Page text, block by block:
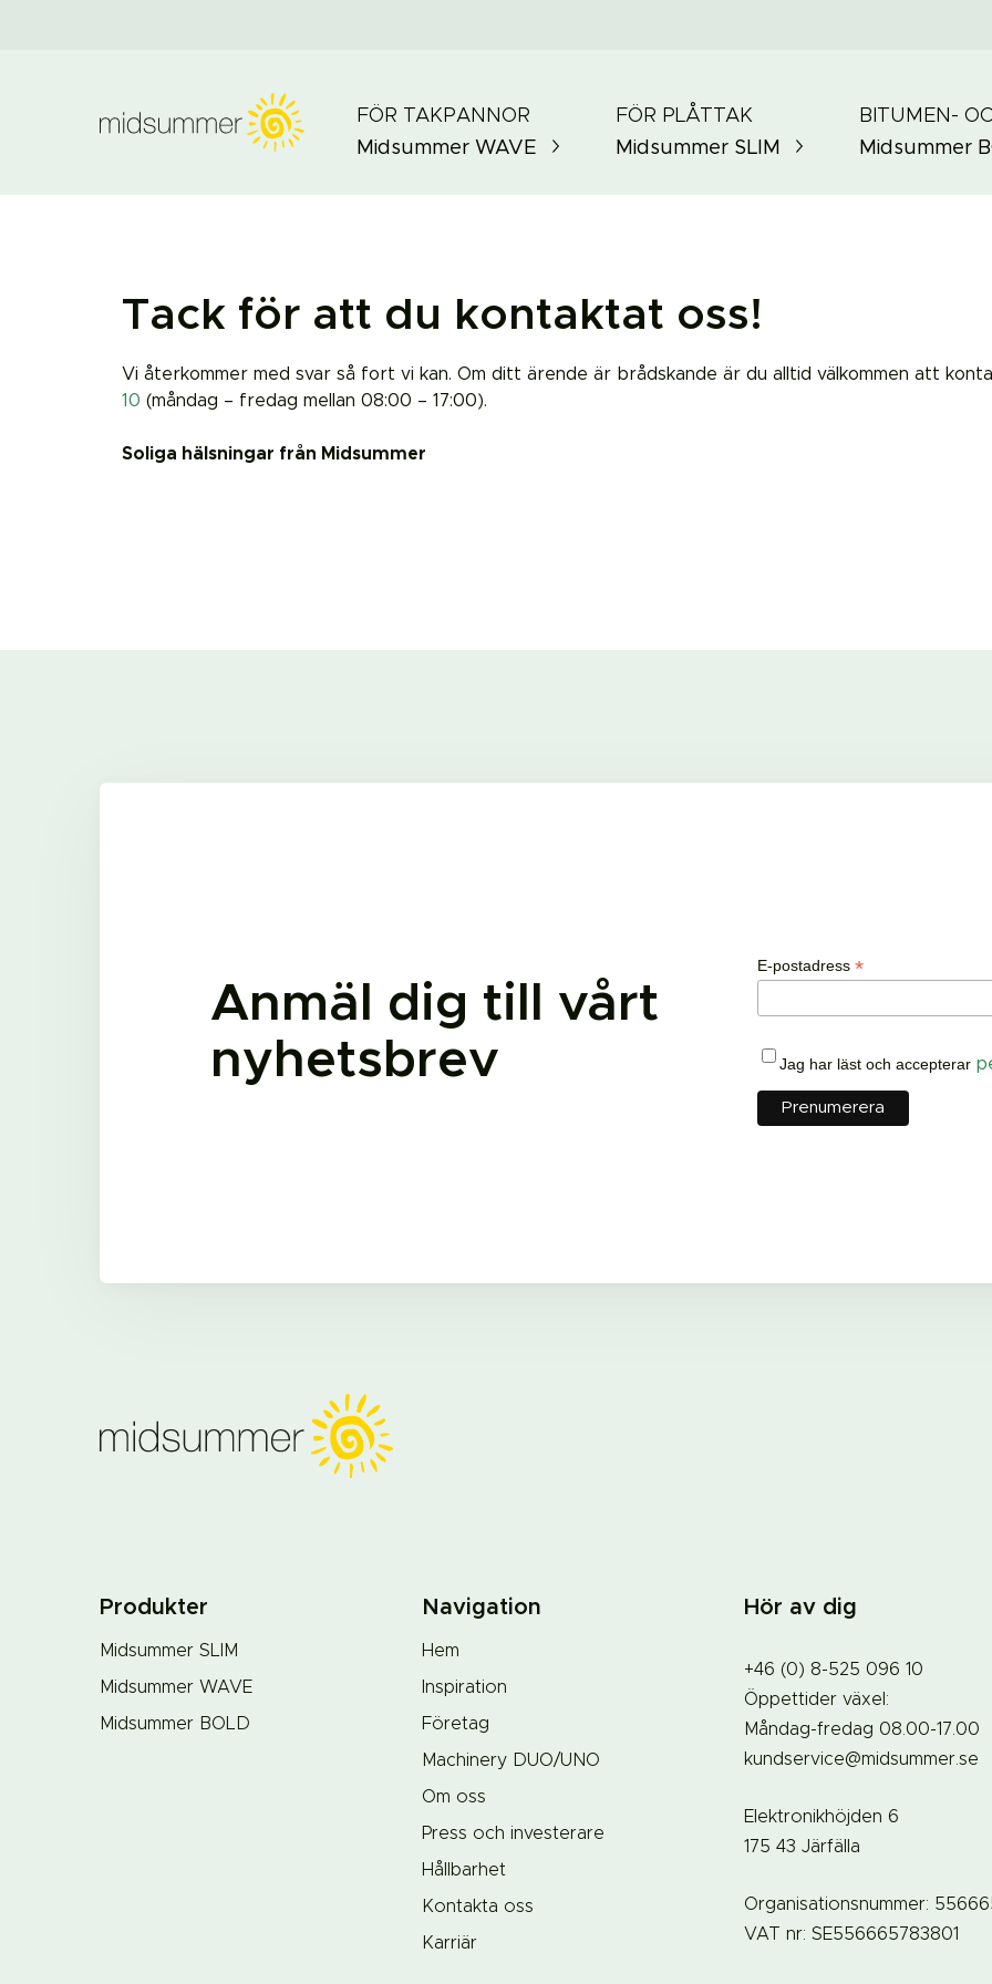
FÖR TAKPANNOR
Midsummer WAVE
FÖR PLÅTTAK
Midsummer SLIM
BITUMEN-
Midsummer
Tack för att du kontaktat oss!
Vi återkommer med svar så fort vi kan. Om ditt ärende är brådskande är du alltid välkommen att
10 (måndag – fredag mellan 08:00 – 17:00).
Soliga hälsningar från Midsummer
Anmäl dig till vårt
nyhetsbrev
E-postadress *
Jag har läst och accepterar
Produkter
Midsummer SLIM
Midsummer WAVE
Midsummer BOLD
Navigation
Hem
Inspiration
Företag
Machinery DUO/UNO
Om oss
Press och investerare
Hållbarhet
Kontakta oss
Karriär
Hör av dig
+46 (0) 8-525 096 10
Öppettider växel:
Måndag-fredag 08.00-17.00
kundservice@midsummer.se
Elektronikhöjden 6
175 43 Järfälla
Organisationsnummer:
VAT nr: SE556665783801